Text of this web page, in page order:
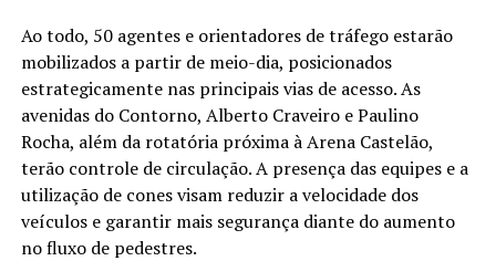
Ao todo, 50 agentes e orientadores de tráfego estarão
mobilizados a partir de meio-dia, posicionados
estrategicamente nas principais vias de acesso. As
avenidas do Contorno, Alberto Craveiro e Paulino
Rocha, além da rotatória próxima à Arena Castelão,
terão controle de circulação. A presença das equipes e a
utilização de cones visam reduzir a velocidade dos
veículos e garantir mais segurança diante do aumento
no fluxo de pedestres.